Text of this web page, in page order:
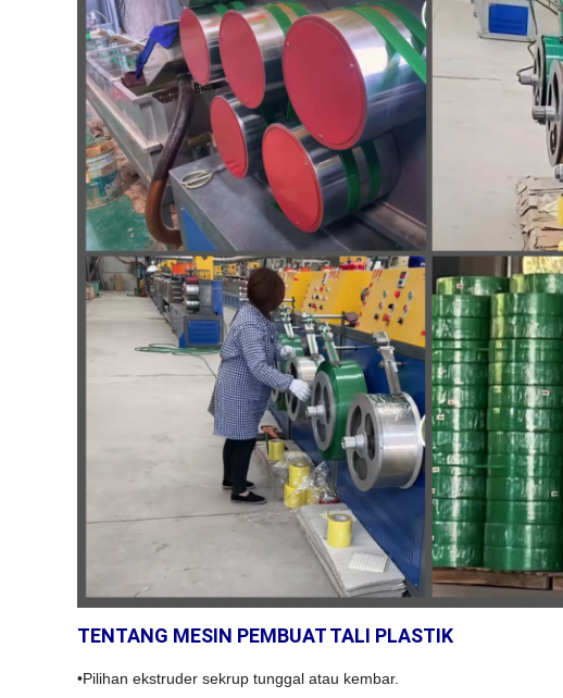
TENTANG MESIN PEMBUAT TALI PLASTIK
•Pilihan ekstruder sekrup tunggal atau kembar.